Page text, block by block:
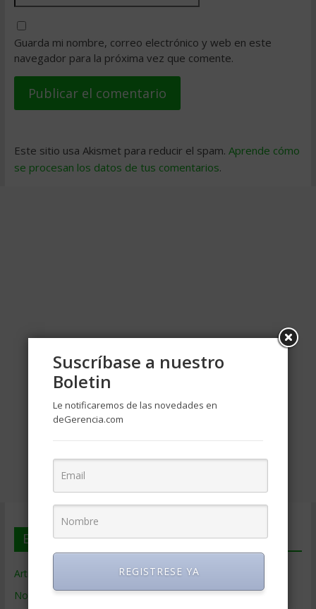
Guarda mi nombre, correo electrónico y web en este
navegador para la próxima vez que comente.
Este sitio usa Akismet para reducir el spam. Aprende cómo
se procesan los datos de tus comentarios.
En deGerencia.com
Artículos de Gerencia
Noticias de Gerencia
Suscríbase a nuestro
Boletin
Le notificaremos de las novedades en
deGerencia.com
REGISTRESE YA